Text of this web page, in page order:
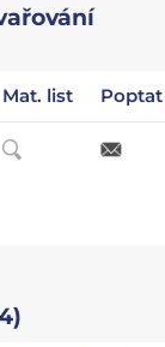
Mat. list Poptat